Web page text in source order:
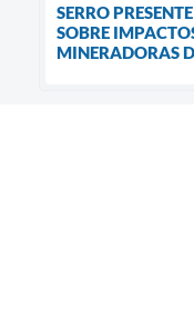
SERRO
SOBRE
MINERADORAS